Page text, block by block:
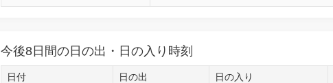
今後8日間の日の出・日の入り時刻
日付 日の出 日の入り